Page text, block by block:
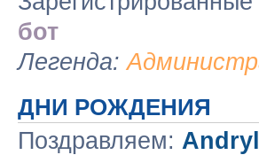
бот
Легенда:
ДНИ РОЖДЕНИЯ
Поздравляем: